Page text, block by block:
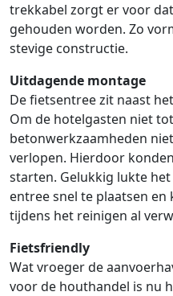
trekkabel zorgt er voor
gehouden worden. Zo
stevige constructie.
Uitdagende montage
De fietsentree zit naast
Om de hotelgasten niet
betonwerkzaamheden
verlopen. Hierdoor
starten. Gelukkig lukte
entree snel te plaatsen
tijdens het reinigen al
Fietsfriendly
Wat vroeger de
voor de houthandel is nu